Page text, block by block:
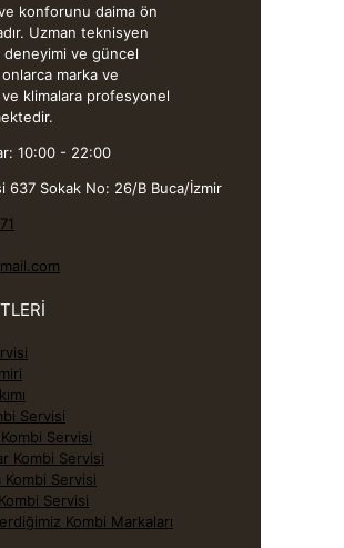
konforunu daima ön
Uzman teknisyen
deneyimi ve güncel
marka ve
klimalara profesyonel
10:00 - 22:00
637 Sokak No: 26/B Buca/İzmir
Servisi
Servisi
Kombi Servisi
Kombi Servisi
Servisi
Kombi Markaları